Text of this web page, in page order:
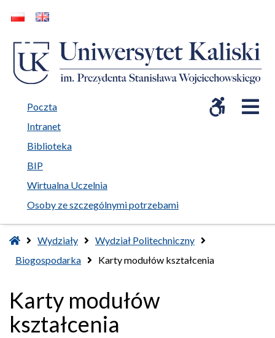
Pocztaopen in new window
Intranet
Bibliotekaopen in new window
BIPopen in new window
Wirtualna Uczelniaopen in new window
Osoby ze szczególnymi potrzebami
HomeWydziały
Wydział Politechniczny
Biogospodarka
Karty modułów kształcenia
Karty modułów
kształcenia